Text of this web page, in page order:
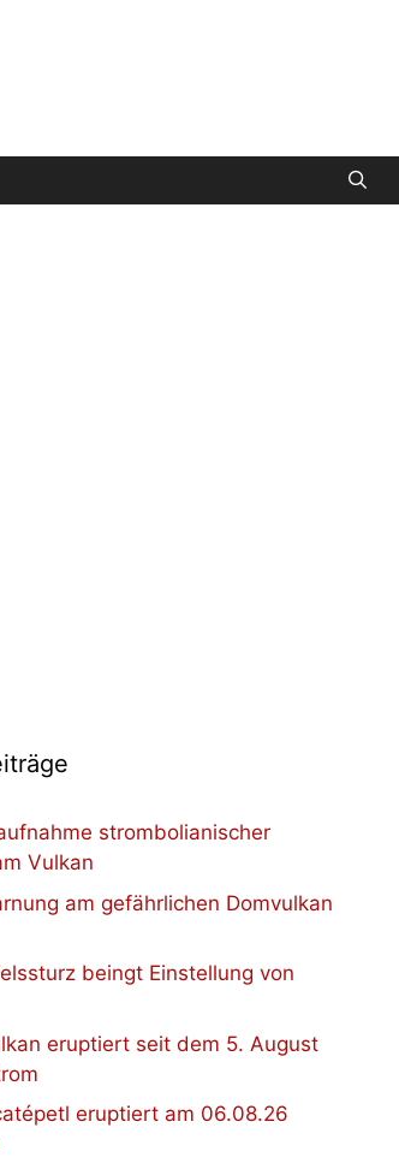
strombolianischer
Vulkan
am gefährlichen Domvulkan
beingt Einstellung von
eruptiert seit dem 5. August
eruptiert am 06.08.26